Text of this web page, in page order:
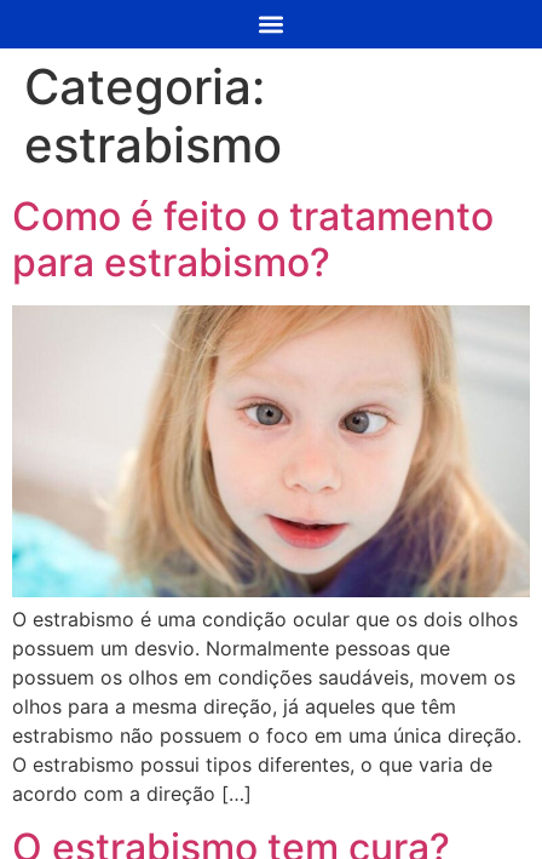
Categoria:
estrabismo
Como é feito o tratamento
para estrabismo?
O estrabismo é uma condição ocular que os dois olhos
possuem um desvio. Normalmente pessoas que
possuem os olhos em condições saudáveis, movem os
olhos para a mesma direção, já aqueles que têm
estrabismo não possuem o foco em uma única direção.
O estrabismo possui tipos diferentes, o que varia de
acordo com a direção […]
O estrabismo tem cura?